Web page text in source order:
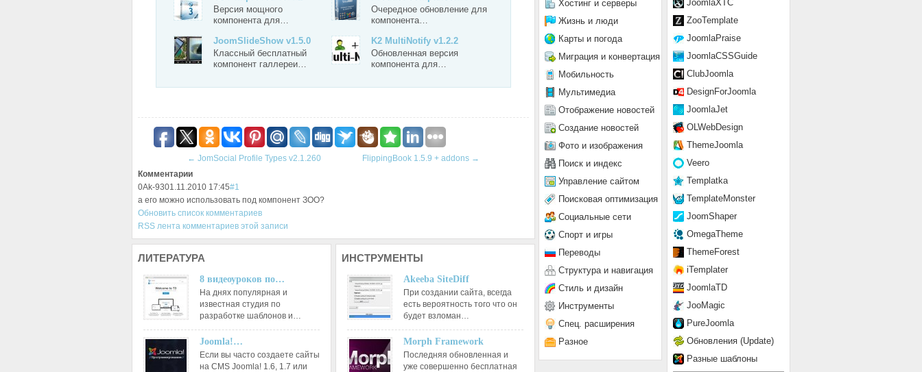
Версия мощного
компонента для…
Очередное обновление для
компонента…
JoomSlideShow v1.5.0
Классный бесплатный
компонент галлереи…
K2 MultiNotify v1.2.2
Обновленная версия
компонента для…
← JomSocial Profile Types v2.1.260 FlippingBook 1.5.9 + addons →
Комментарии
0Ak-9301.11.2010 17:45#1
а его можно использовать под компонент ЗОО?
Обновить список комментариев
RSS лента комментариев этой записи
ЛИТЕРАТУРА
8 видеоуроков по…
На днях популярная и
известная студия по
разработке шаблонов и…
Joomla!…
Если вы часто создаете сайты
на CMS Joomla! 1.6, 1.7 или
ИНСТРУМЕНТЫ
Akeeba SiteDiff
При создании сайта, всегда
есть вероятность того что он
будет взломан…
Morph Framework
Последняя обновленная и
уже совершенно бесплатная
JoomlaXTC
ZooTemplate
JoomlaPraise
JoomlaCSSGuide
ClubJoomla
DesignForJoomla
JoomlaJet
OLWebDesign
ThemeJoomla
Veero
Templatka
TemplateMonster
JoomShaper
OmegaTheme
ThemeForest
iTemplater
JoomlaTD
JooMagic
PureJoomla
Обновления (Update)
Разные шаблоны
Хостинг и серверы
Жизнь и люди
Карты и погода
Миграция и конвертация
Мобильность
Мультимедиа
Отображение новостей
Создание новостей
Фото и изображения
Поиск и индекс
Управление сайтом
Поисковая оптимизация
Социальные сети
Спорт и игры
Переводы
Структура и навигация
Стиль и дизайн
Инструменты
Спец. расширения
Разное